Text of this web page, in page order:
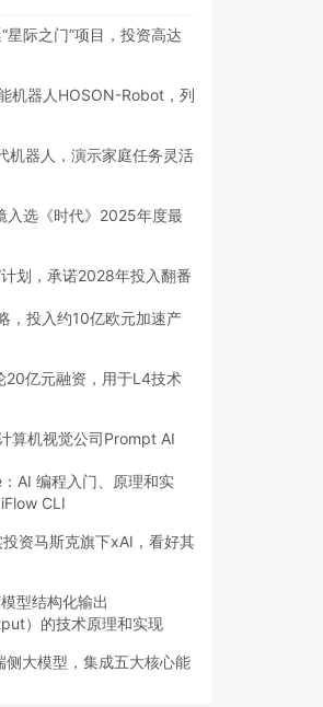
星际之门”项目，投资高达
机器人HOSON-Robot，列
机器人，演示家庭任务灵活
入选《时代》2025年度最
划，承诺2028年投入翻番
，投入约10亿欧元加速产
20亿元融资，用于L4技术
算机视觉公司Prompt AI
AI 编程入门、原理和实
CLI
资马斯克旗下xAI，看好其
型结构化输出
）的技术原理和实现
大模型，集成五大核心能